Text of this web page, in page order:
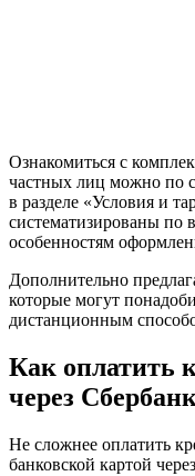
Ознакомиться с
частных лиц можно по
в разделе «Условия и
систематизированы по
особенностям
Дополнительно
которые могут
дистанционным
Как оплатить
через
Не сложнее оплатить
банковской картой